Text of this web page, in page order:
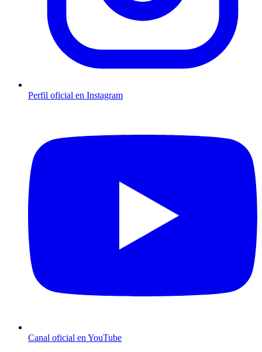
Perfil oficial en Instagram
Canal oficial en YouTube